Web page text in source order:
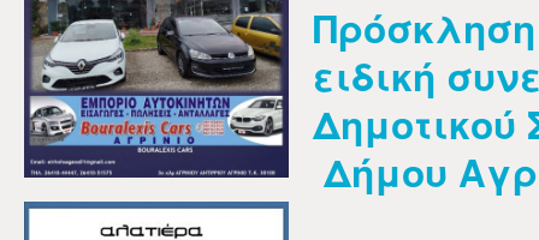
Πρόσκληση
ειδική
Δημοτικού
Δήμου